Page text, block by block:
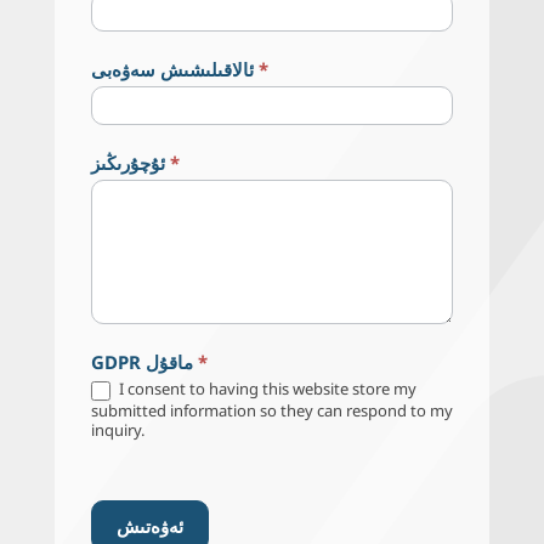
ئالاقىلىشىش سەۋەبى *
ئۇچۇرىڭىز *
GDPR ماقۇل *
submitted information so they can respond to my
inquiry.
ئەۋەتىش